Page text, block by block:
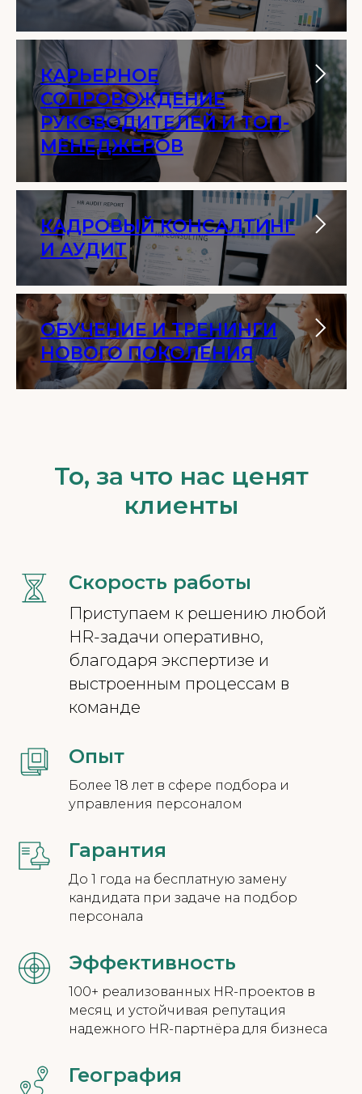
КАРЬЕРНОЕ
СОПРОВОЖДЕНИЕ
РУКОВОДИТЕЛЕЙ И ТОП-
МЕНЕДЖЕРОВ
КАДРОВЫЙ КОНСАЛТИНГ
И АУДИТ
ОБУЧЕНИЕ И ТРЕНИНГИ
НОВОГО ПОКОЛЕНИЯ
То, за что нас ценят
клиенты
Скорость работы
Приступаем к решению любой
HR-задачи оперативно,
благодаря экспертизе и
выстроенным процессам в
команде
Опыт
Более 18 лет в сфере подбора и
управления персоналом
Гарантия
До 1 года на бесплатную замену
кандидата при задаче на подбор
персонала
Эффективность
100+ реализованных HR-проектов в
месяц и устойчивая репутация
надежного HR-партнёра для бизнеса
География
Нужен персонал?
Подберем
профессионально